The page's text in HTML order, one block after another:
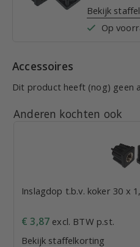
Bekijk
Op
Accessoires
Dit product heeft (nog) geen
Anderen kochten ook
Inslagdop t.b.v. koker 30 x
€ 3,87 excl. BTW p.st.
Bekijk staffelkorting